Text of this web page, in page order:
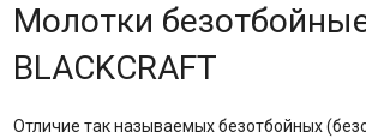
Молотки
BLACKCRAFT
Отличие так называемых безотбойных